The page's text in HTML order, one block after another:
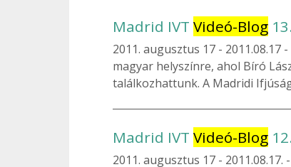
Madrid IVT Videó-Blog
2011. augusztus 17
2011.08.17
magyar helyszínre, ahol Bíró
találkozhattunk. A Madridi
Madrid IVT Videó-Blog
2011. augusztus 17